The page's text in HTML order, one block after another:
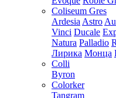
Coliseum Gres
Ardesia Astro
Vinci Ducale
Natura Palladio
Лирика Монца
Colli
Byron
Colorker
Tangram